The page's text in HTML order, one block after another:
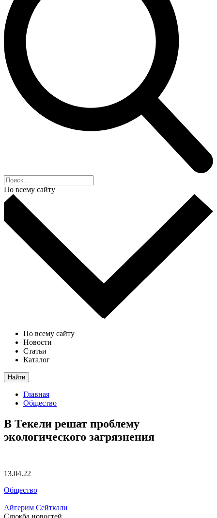
По всему сайту
По всему сайту
Новости
Статьи
Каталог
Найти
Главная
Общество
В Текели решат проблему
экологического загрязнения
13.04.22
Общество
Айгерим Сейткали